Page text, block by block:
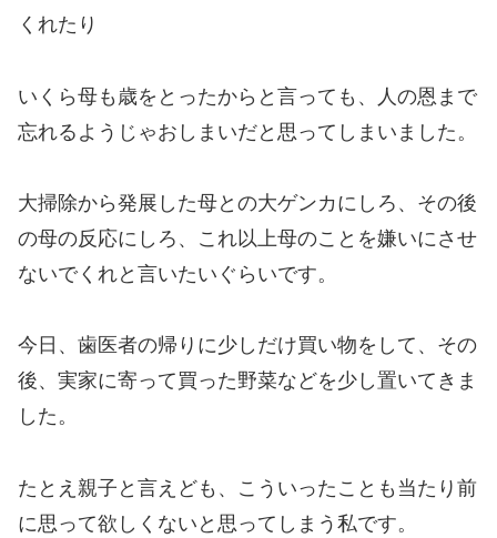
くれたり
いくら母も歳をとったからと言っても、人の恩まで
忘れるようじゃおしまいだと思ってしまいました。
大掃除から発展した母との大ゲンカにしろ、その後
の母の反応にしろ、これ以上母のことを嫌いにさせ
ないでくれと言いたいぐらいです。
今日、歯医者の帰りに少しだけ買い物をして、その
後、実家に寄って買った野菜などを少し置いてきま
した。
たとえ親子と言えども、こういったことも当たり前
に思って欲しくないと思ってしまう私です。